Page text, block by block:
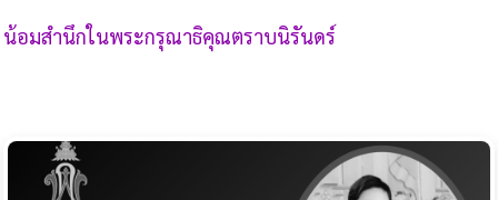
น้อมสำนึกในพระกรุณาธิคุณตราบนิรันดร์